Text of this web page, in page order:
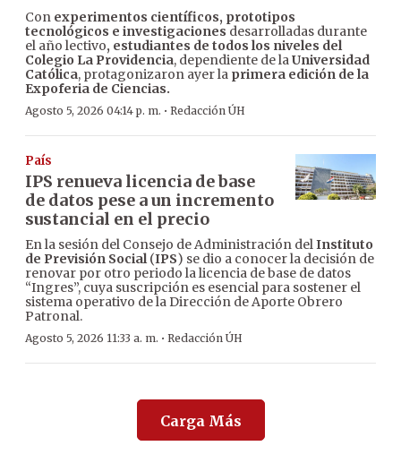
Con experimentos científicos, prototipos
tecnológicos e investigaciones desarrolladas durante
el año lectivo, estudiantes de todos los niveles del
Colegio La Providencia, dependiente de laUniversidad
Católica, protagonizaron ayer la primera edición de la
Expoferia de Ciencias.
Agosto 5, 2026 04:14 p. m. · Redacción ÚH
País
IPS renueva licencia de base
de datos pese a un incremento
sustancial en el precio
En la sesión del Consejo de Administración delInstituto
de Previsión Social(IPS) se dio a conocer la decisión de
renovar por otro periodo la licencia de base de datos
“Ingres”, cuya suscripción es esencial para sostener el
sistema operativo de la Dirección de Aporte Obrero
Patronal.
Agosto 5, 2026 11:33 a. m. · Redacción ÚH
Carga Más